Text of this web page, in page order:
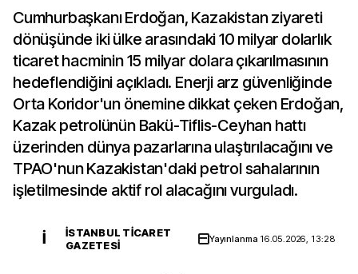
Cumhurbaşkanı Erdoğan, Kazakistan ziyareti
dönüşünde iki ülke arasındaki 10 milyar dolarlık
ticaret hacminin 15 milyar dolara çıkarılmasının
hedeflendiğini açıkladı. Enerji arz güvenliğinde
Orta Koridor'un önemine dikkat çeken Erdoğan,
Kazak petrolünün Bakü-Tiflis-Ceyhan hattı
üzerinden dünya pazarlarına ulaştırılacağını ve
TPAO'nun Kazakistan'daki petrol sahalarının
işletilmesinde aktif rol alacağını vurguladı.
İ
İSTANBUL TICARET
GAZETESI
Yayınlanma 16.05.2026, 13:28